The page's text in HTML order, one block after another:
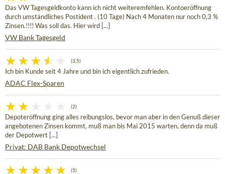
Das VW Tagesgeldkonto kann ich nicht weiteremfehlen. Kontoeröffnung
durch umständliches Postident . (10 Tage) Nach 4 Monaten nur noch 0,3 %
Zinsen.!!!! Was soll das. Hier wird [...]
VW Bank Tagesgeld
(3,5)
Ich bin Kunde seit 4 Jahre und bin ich eigentlich zufrieden.
ADAC Flex-Sparen
(2)
Depoteröffnung ging alles reibungslos, bevor man aber in den Genuß dieser
angebotenen Zinsen kommt, muß man bis Mai 2015 warten, denn da muß
der Depotwert [...]
Privat: DAB Bank Depotwechsel
(5)